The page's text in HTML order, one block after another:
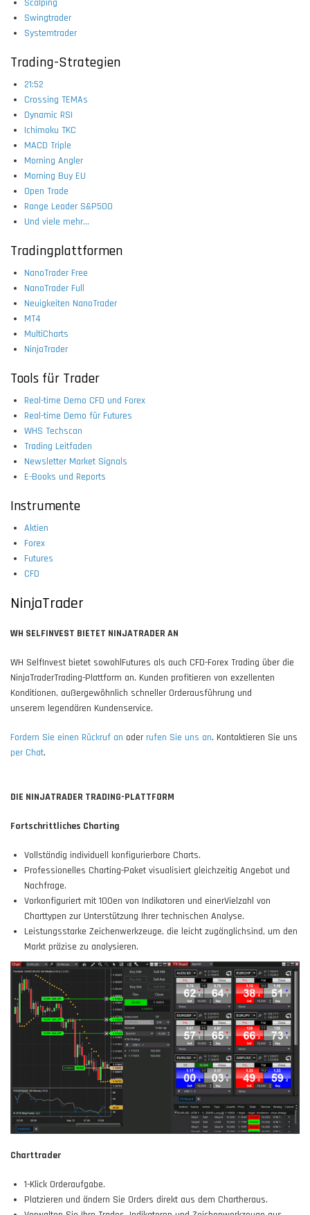
Scalping
Swingtrader
Systemtrader
Trading-Strategien
21:52
Crossing TEMAs
Dynamic RSI
Ichimoku TKC
MACD Triple
Morning Angler
Morning Buy EU
Open Trade
Range Leader S&P500
Und viele mehr...
Tradingplattformen
NanoTrader Free
NanoTrader Full
Neuigkeiten NanoTrader
MT4
MultiCharts
NinjaTrader
Tools für Trader
Real-time Demo CFD und Forex
Real-time Demo für Futures
WHS Techscan
Trading Leitfaden
Newsletter Market Signals
E-Books und Reports
Instrumente
Aktien
Forex
Futures
CFD
NinjaTrader
WH SELFINVEST BIETET NINJATRADER AN
WH SelfInvest bietet sowohlFutures als auch CFD-Forex Trading über die
NinjaTraderTrading-Plattform an. Kunden profitieren von exzellenten
Konditionen, außergewöhnlich schneller Orderausführung und
unserem legendären Kundenservice.
Fordern Sie einen Rückruf an oder rufen Sie uns an. Kontaktieren Sie uns
per Chat.
DIE NINJATRADER TRADING-PLATTFORM
Fortschrittliches Charting
Vollständig individuell konfigurierbare Charts.
Professionelles Charting-Paket visualisiert gleichzeitig Angebot und
Nachfrage.
Vorkonfiguriert mit 100en von Indikatoren und einerVielzahl von
Charttypen zur Unterstützung Ihrer technischen Analyse.
Leistungsstarke Zeichenwerkzeuge, die leicht zugänglichsind, um den
Markt präzise zu analysieren.
Charttrader
1-Klick Orderaufgabe.
Platzieren und ändern Sie Orders direkt aus dem Chartheraus.